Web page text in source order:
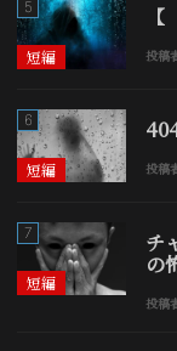
短編
5
投稿
短編
6
投稿
短編
7 チ
の
投稿